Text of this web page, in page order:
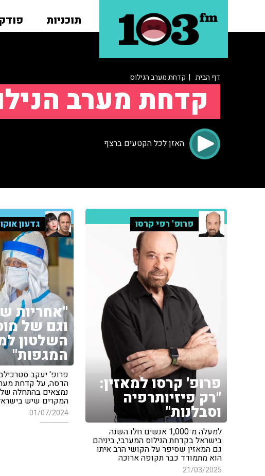
תוכניות
דף הבית | קדחת מערב הנילוס
קדחת מערב
האזן לכל הקטעים ברצף
פרופ' רפי קרסו
פרופ' קרסו למאזין:
"רק פיזיותרפיה
וסבלנות"
למעלה מ־1,000 אנשים חלו השנה
בישראל בקדחת הנילוס המערבי, ביניהם
גם המאזין שסיפר על הקושי הרב איתו
הוא מתמודד כבר תקופה ארוכה
21/03/2025
גדעון
"אחריות
וגם של
השלטון
המגפות"
פרופ' יעקב
הדסה, על קדחת
נמצאים בהתחלה של
המקרים שיש
01/07/2024